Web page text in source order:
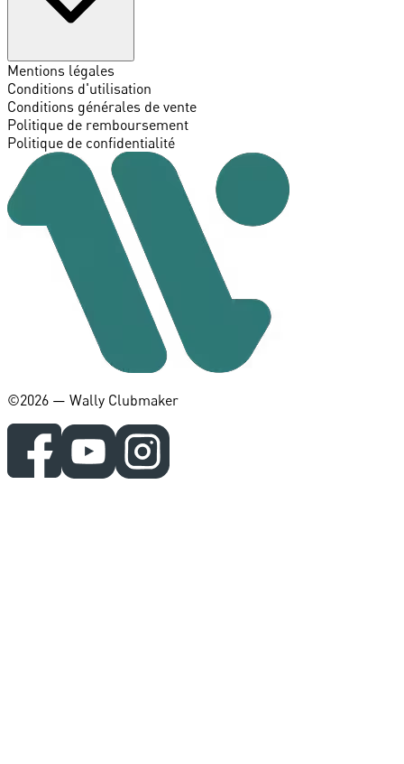
Mentions légales
Conditions d'utilisation
Conditions générales de vente
Politique de remboursement
Politique de confidentialité
©️2026 — Wally Clubmaker